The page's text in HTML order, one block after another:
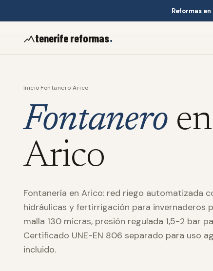
Reformas
tenerife reformas.
Inicio·Fontanero Arico
Fontanero en
Arico
Fontanería en Arico: red riego automatizada
hidráulicas y fertirrigación para invernaderos
malla 130 micras, presión regulada 1,5-2 bar
Certificado UNE-EN 806 separado para uso
incluido.